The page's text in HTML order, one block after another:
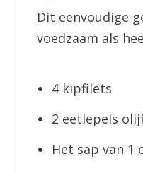
Dit eenvoudige
voedzaam als
4 kipfilets
2 eetlepels
Het sap van 1